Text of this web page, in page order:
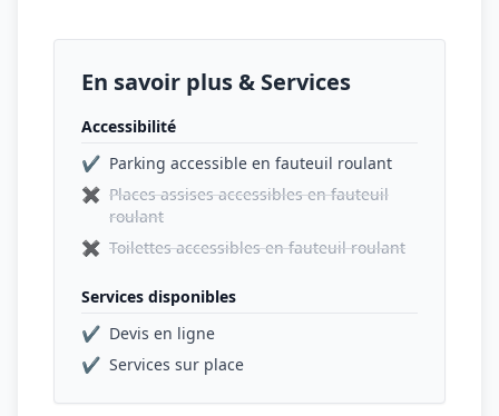
En savoir plus & Services
Accessibilité
✔ Parking accessible en fauteuil roulant
✖ Places assises accessibles en fauteuil
roulant
✖ Toilettes accessibles en fauteuil roulant
Services disponibles
✔ Devis en ligne
✔ Services sur place